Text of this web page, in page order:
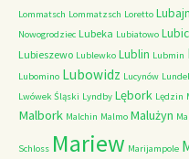
Lommatsch Lommatzsch Loretto
Nowogrodziec Lubeka Lubiatowo
Lubieszewo Lublewko Lublin Lubmin
Lubomino Lubowidz Lucynów
Lwówek Śląski Lyndby Lębork Lędzin
Malbork Malchin Malmo Malużyn
Schloss Mariew Marijampole